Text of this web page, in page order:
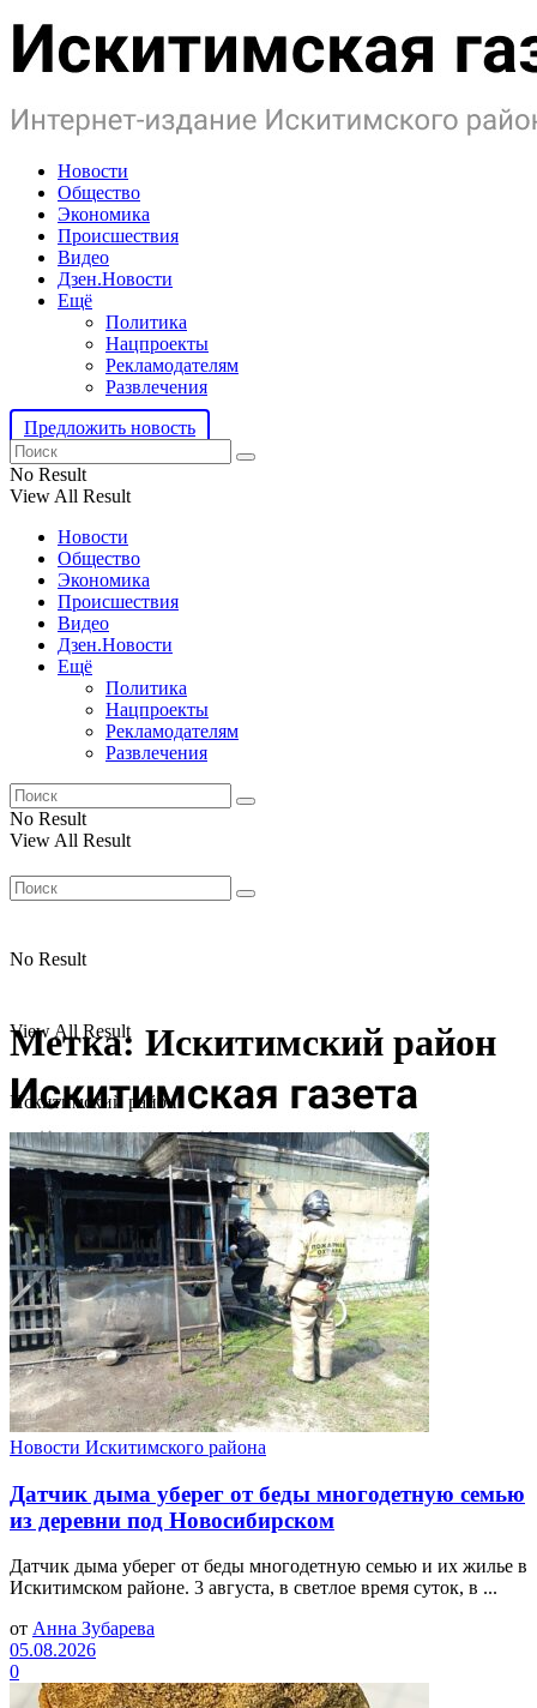
Новости
Общество
Экономика
Происшествия
Видео
Дзен.Новости
Ещё
Политика
Нацпроекты
Рекламодателям
Развлечения
Предложить новость
No Result
View All Result
Новости
Общество
Экономика
Происшествия
Видео
Дзен.Новости
Ещё
Политика
Нацпроекты
Рекламодателям
Развлечения
No Result
View All Result
No Result
View All Result
Метка: Искитимский район
Искитимский район
Новости Искитимского района
Датчик дыма уберег от беды многодетную семью
из деревни под Новосибирском
Датчик дыма уберег от беды многодетную семью и их жилье в
Искитимском районе. 3 августа, в светлое время суток, в ...
от Анна Зубарева
05.08.2026
0